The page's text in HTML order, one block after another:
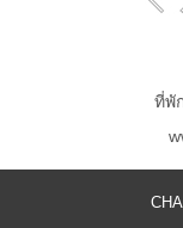
ที่พั